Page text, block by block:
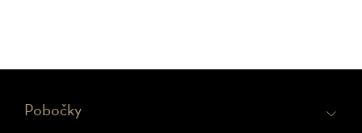
Pobočky